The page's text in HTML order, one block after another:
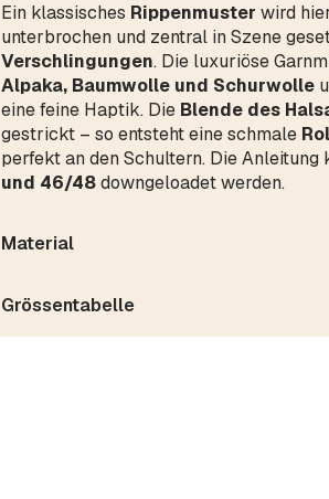
Ein klassisches Rippenmuster wird
unterbrochen und zentral in Szene
Verschlingungen. Die luxuriöse
Alpaka, Baumwolle und Schurwolle
eine feine Haptik. Die Blende des
gestrickt – so entsteht eine schmale
perfekt an den Schultern. Die Anleitung
und 46/48downgeloadet werden.
Material
Grössentabelle